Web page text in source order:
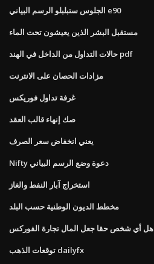
الجلوس ستبلبلو الرسم البياني e90
مستقبل البشر الذين يعيشون تحت الماء
حالات التداول من الداخل في الهند pdf
مزادات الحصان على الانترنت
غرفة تداول فوريكس
صك إنهاء قالب العقد
يعني انخفاض سعر الصرف
Nifty دعوة وضع الرسم البياني
استخراج آبار النفط والغاز
مخطط الديون الوطنية حسب البلد
هل أي شخص حقا جعل المال تجارة الفوركس
توقعات الذهب dailyfx